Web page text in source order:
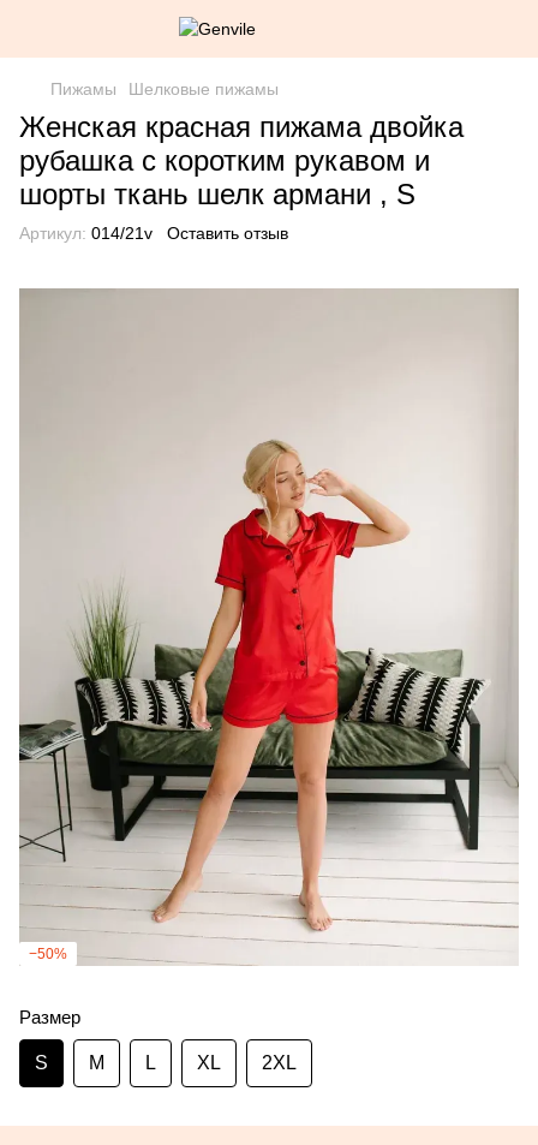
Пижамы Шелковые пижамы
Женская красная пижама двойка
рубашка с коротким рукавом и
шорты ткань шелк армани , S
Артикул: 014/21v Оставить отзыв
−50%
Размер
S M L XL 2XL